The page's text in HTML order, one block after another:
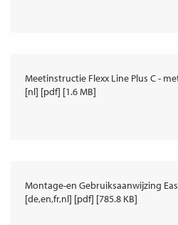
Meetinstructie Flexx Line Plus C -
[nl] [pdf] [1.6 MB]
Montage-en Gebruiksaanwijzing
[de,en,fr,nl] [pdf] [785.8 KB]